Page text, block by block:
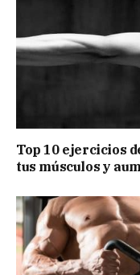
Top 10 ejercicios
tus músculos y